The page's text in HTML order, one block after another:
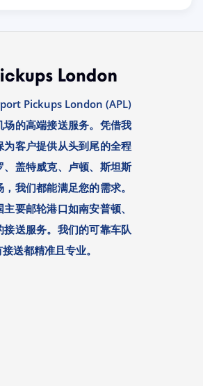
Pickups London (APL)
的高端接送服务。凭借我
客户提供从头到尾的全程
、盖特威克、卢顿、斯坦斯
我们都能满足您的需求。
要邮轮港口如南安普顿、
送服务。我们的可靠车队
送都精准且专业。